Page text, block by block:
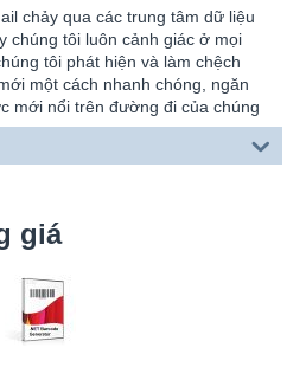
chảy qua các trung tâm dữ liệu
chúng tôi luôn cảnh giác ở mọi
tôi phát hiện và làm chệch
một cách nhanh chóng, ngăn
mới nổi trên đường đi của chúng
giá